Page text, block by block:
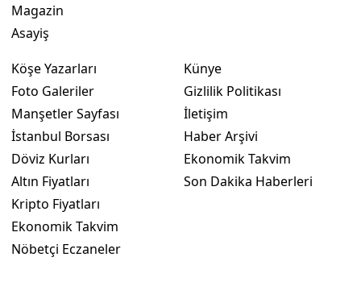
Magazin
Asayiş
Köşe Yazarları
Foto Galeriler
Manşetler Sayfası
İstanbul Borsası
Döviz Kurları
Altın Fiyatları
Kripto Fiyatları
Ekonomik Takvim
Nöbetçi Eczaneler
Künye
Gizlilik Politikası
İletişim
Haber Arşivi
Ekonomik Takvim
Son Dakika Haberleri